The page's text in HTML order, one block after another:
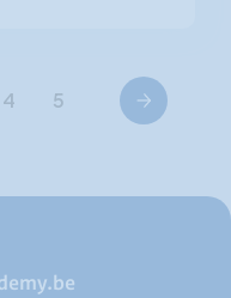
4 5 Volgende